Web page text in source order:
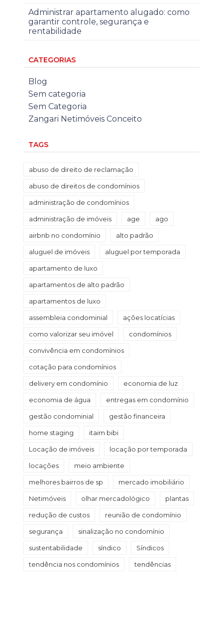
Administrar apartamento alugado: como
garantir controle, segurança e
rentabilidade
CATEGORIAS
Blog
Sem categoria
Sem Categoria
Zangari Netimóveis Conceito
TAGS
abuso de direito de reclamação
abuso de direitos de condomínios
administração de condomínios
administração de imóveis age ago
airbnb no condomínio alto padrão
aluguel de imóveis aluguel por temporada
apartamento de luxo
apartamentos de alto padrão
apartamentos de luxo
assembleia condominial ações locatícias
como valorizar seu imóvel condomínios
convivência em condomínios
cotação para condomínios
delivery em condomínio economia de luz
economia de água entregas em condomínio
gestão condominial gestão financeira
home staging itaim bibi
Locação de imóveis locação por temporada
locações meio ambiente
melhores bairros de sp mercado imobiliário
Netimóveis olhar mercadológico plantas
redução de custos reunião de condomínio
segurança sinalização no condomínio
sustentabilidade síndico Síndicos
tendência nos condomínios tendências